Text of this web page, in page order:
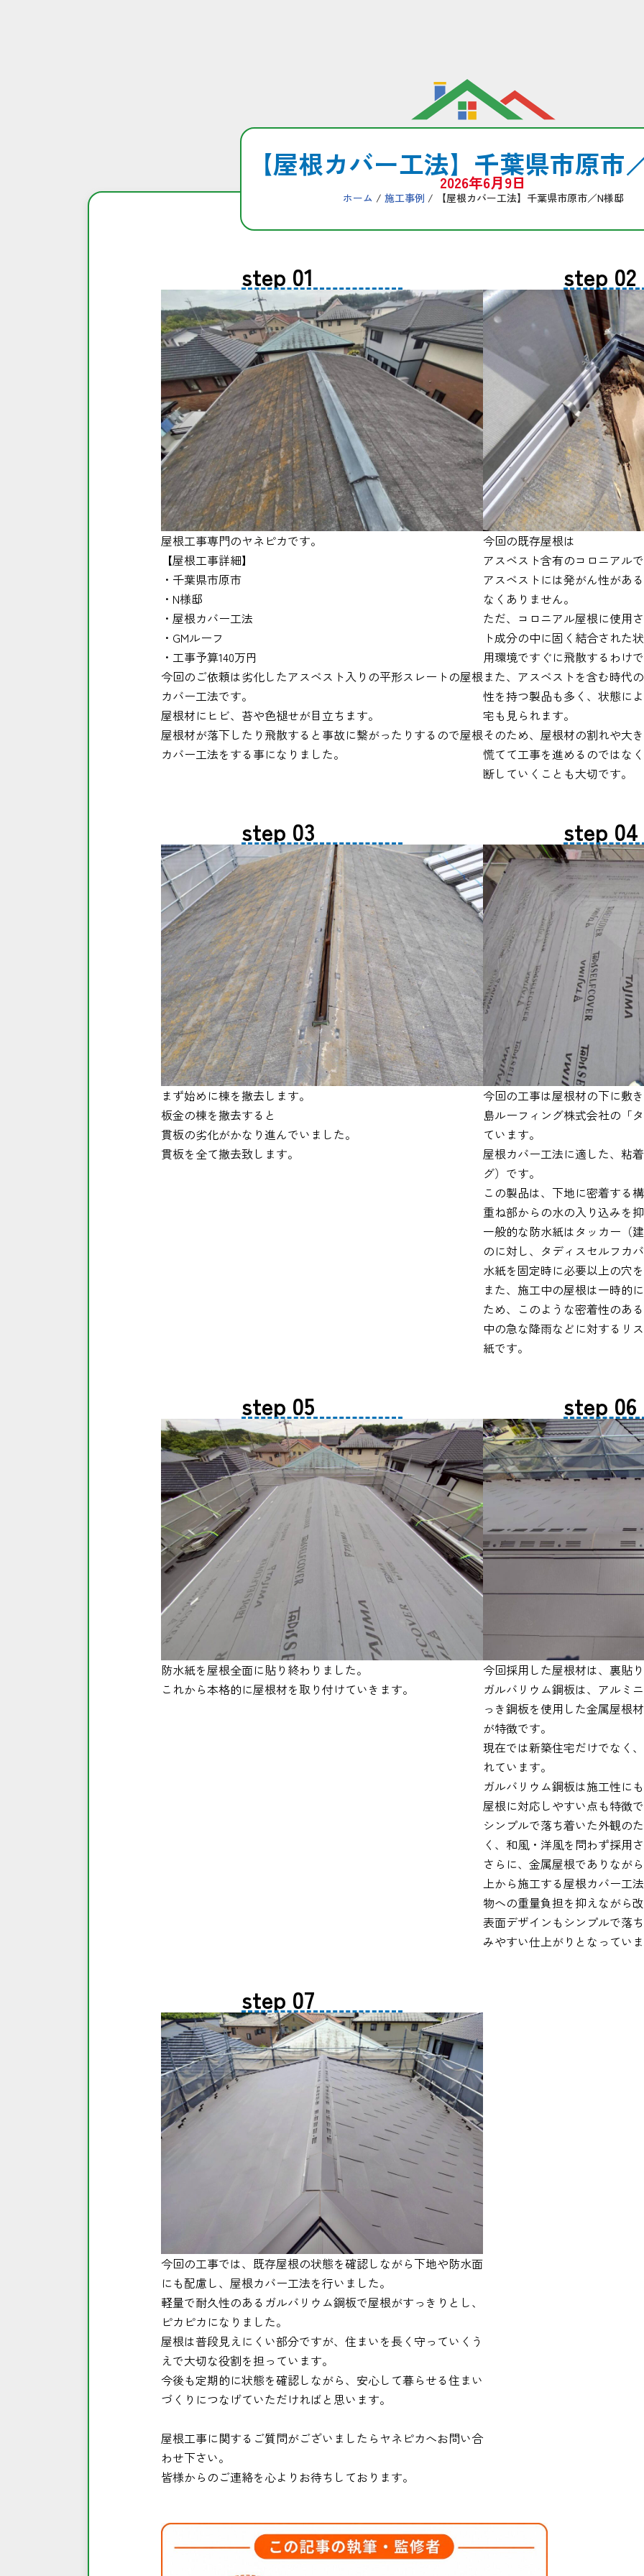
【屋根カバー工法】千葉県市原市
2026年6月9日
ホーム / 施工事例 / 【屋根カバー工法】千葉県市原市／N様邸
step 01
屋根工事専門のヤネピカです。
【屋根工事詳細】
・千葉県市原市
・N様邸
・屋根カバー工法
・GMルーフ
・工事予算140万円
今回のご依頼は劣化したアスベスト入りの平形スレートの屋根
カバー工法です。
屋根材にヒビ、苔や色褪せが目立ちます。
屋根材が落下したり飛散すると事故に繋がったりするので屋根
カバー工法をする事になりました。
step 02
今回の既存屋根は
アスベスト含有のコロニアル
アスベストには発がん性があ
なくありません。
ただ、コロニアル屋根に使用
ト成分の中に固く結合された
用環境ですぐに飛散するわけ
また、アスベストを含む時代
性を持つ製品も多く、状態に
宅も見られます。
そのため、屋根材の割れや大
慌てて工事を進めるのではな
断していくことも大切です。
step 03
まず始めに棟を撤去します。
板金の棟を撤去すると
貫板の劣化がかなり進んでいました。
貫板を全て撤去致します。
step 04
今回の工事は屋根材の下に敷
島ルーフィング株式会社の「
ています。
屋根カバー工法に適した、粘
グ）です。
この製品は、下地に密着する
重ね部からの水の入り込みを
一般的な防水紙はタッカー（
のに対し、タディスセルフカ
水紙を固定時に必要以上の穴
また、施工中の屋根は一時的
ため、このような密着性のあ
中の急な降雨などに対するリ
紙です。
step 05
防水紙を屋根全面に貼り終わりました。
これから本格的に屋根材を取り付けていきます。
step 06
今回採用した屋根材は、裏貼
ガルバリウム鋼板は、アルミ
っき鋼板を使用した金属屋根
が特徴です。
現在では新築住宅だけでなく
れています。
ガルバリウム鋼板は施工性に
屋根に対応しやすい点も特徴
シンプルで落ち着いた外観の
く、和風・洋風を問わず採用
さらに、金属屋根でありなが
上から施工する屋根カバー工
物への重量負担を抑えながら
表面デザインもシンプルで落
みやすい仕上がりとなってい
step 07
今回の工事では、既存屋根の状態を確認しながら下地や防水面
にも配慮し、屋根カバー工法を行いました。
軽量で耐久性のあるガルバリウム鋼板で屋根がすっきりとし、
ピカピカになりました。
屋根は普段見えにくい部分ですが、住まいを長く守っていくう
えで大切な役割を担っています。
今後も定期的に状態を確認しながら、安心して暮らせる住まい
づくりにつなげていただければと思います。
屋根工事に関するご質問がございましたらヤネピカへお問い合
わせ下さい。
皆様からのご連絡を心よりお待ちしております。